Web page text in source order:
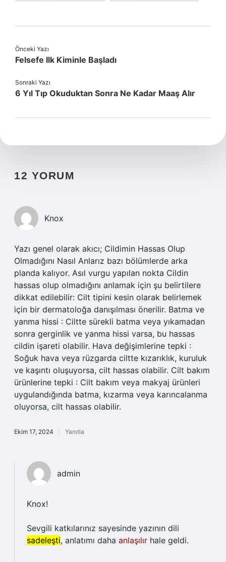
Önceki Yazı
Felsefe Ilk Kiminle Başladı
Sonraki Yazı
6 Yıl Tıp Okuduktan Sonra Ne Kadar Maaş Alır
12 YORUM
Knox
Yazı genel olarak akıcı; Cildimin Hassas Olup
Olmadığını Nasıl Anlarız bazı bölümlerde arka
planda kalıyor. Asıl vurgu yapılan nokta Cildin
hassas olup olmadığını anlamak için şu belirtilere
dikkat edilebilir: Cilt tipini kesin olarak belirlemek
için bir dermatoloğa danışılması önerilir. Batma ve
yanma hissi : Ciltte sürekli batma veya yıkamadan
sonra gerginlik ve yanma hissi varsa, bu hassas
cildin işareti olabilir. Hava değişimlerine tepki :
Soğuk hava veya rüzgarda ciltte kızarıklık, kuruluk
ve kaşıntı oluşuyorsa, cilt hassas olabilir. Cilt bakım
ürünlerine tepki : Cilt bakım veya makyaj ürünleri
uygulandığında batma, kızarma veya karıncalanma
oluyorsa, cilt hassas olabilir.
Ekim 17, 2024 Yanıtla
admin
Knox!
Sevgili katkılarınız sayesinde yazının dili
sadeleşti, anlatımı daha anlaşılır hale geldi.